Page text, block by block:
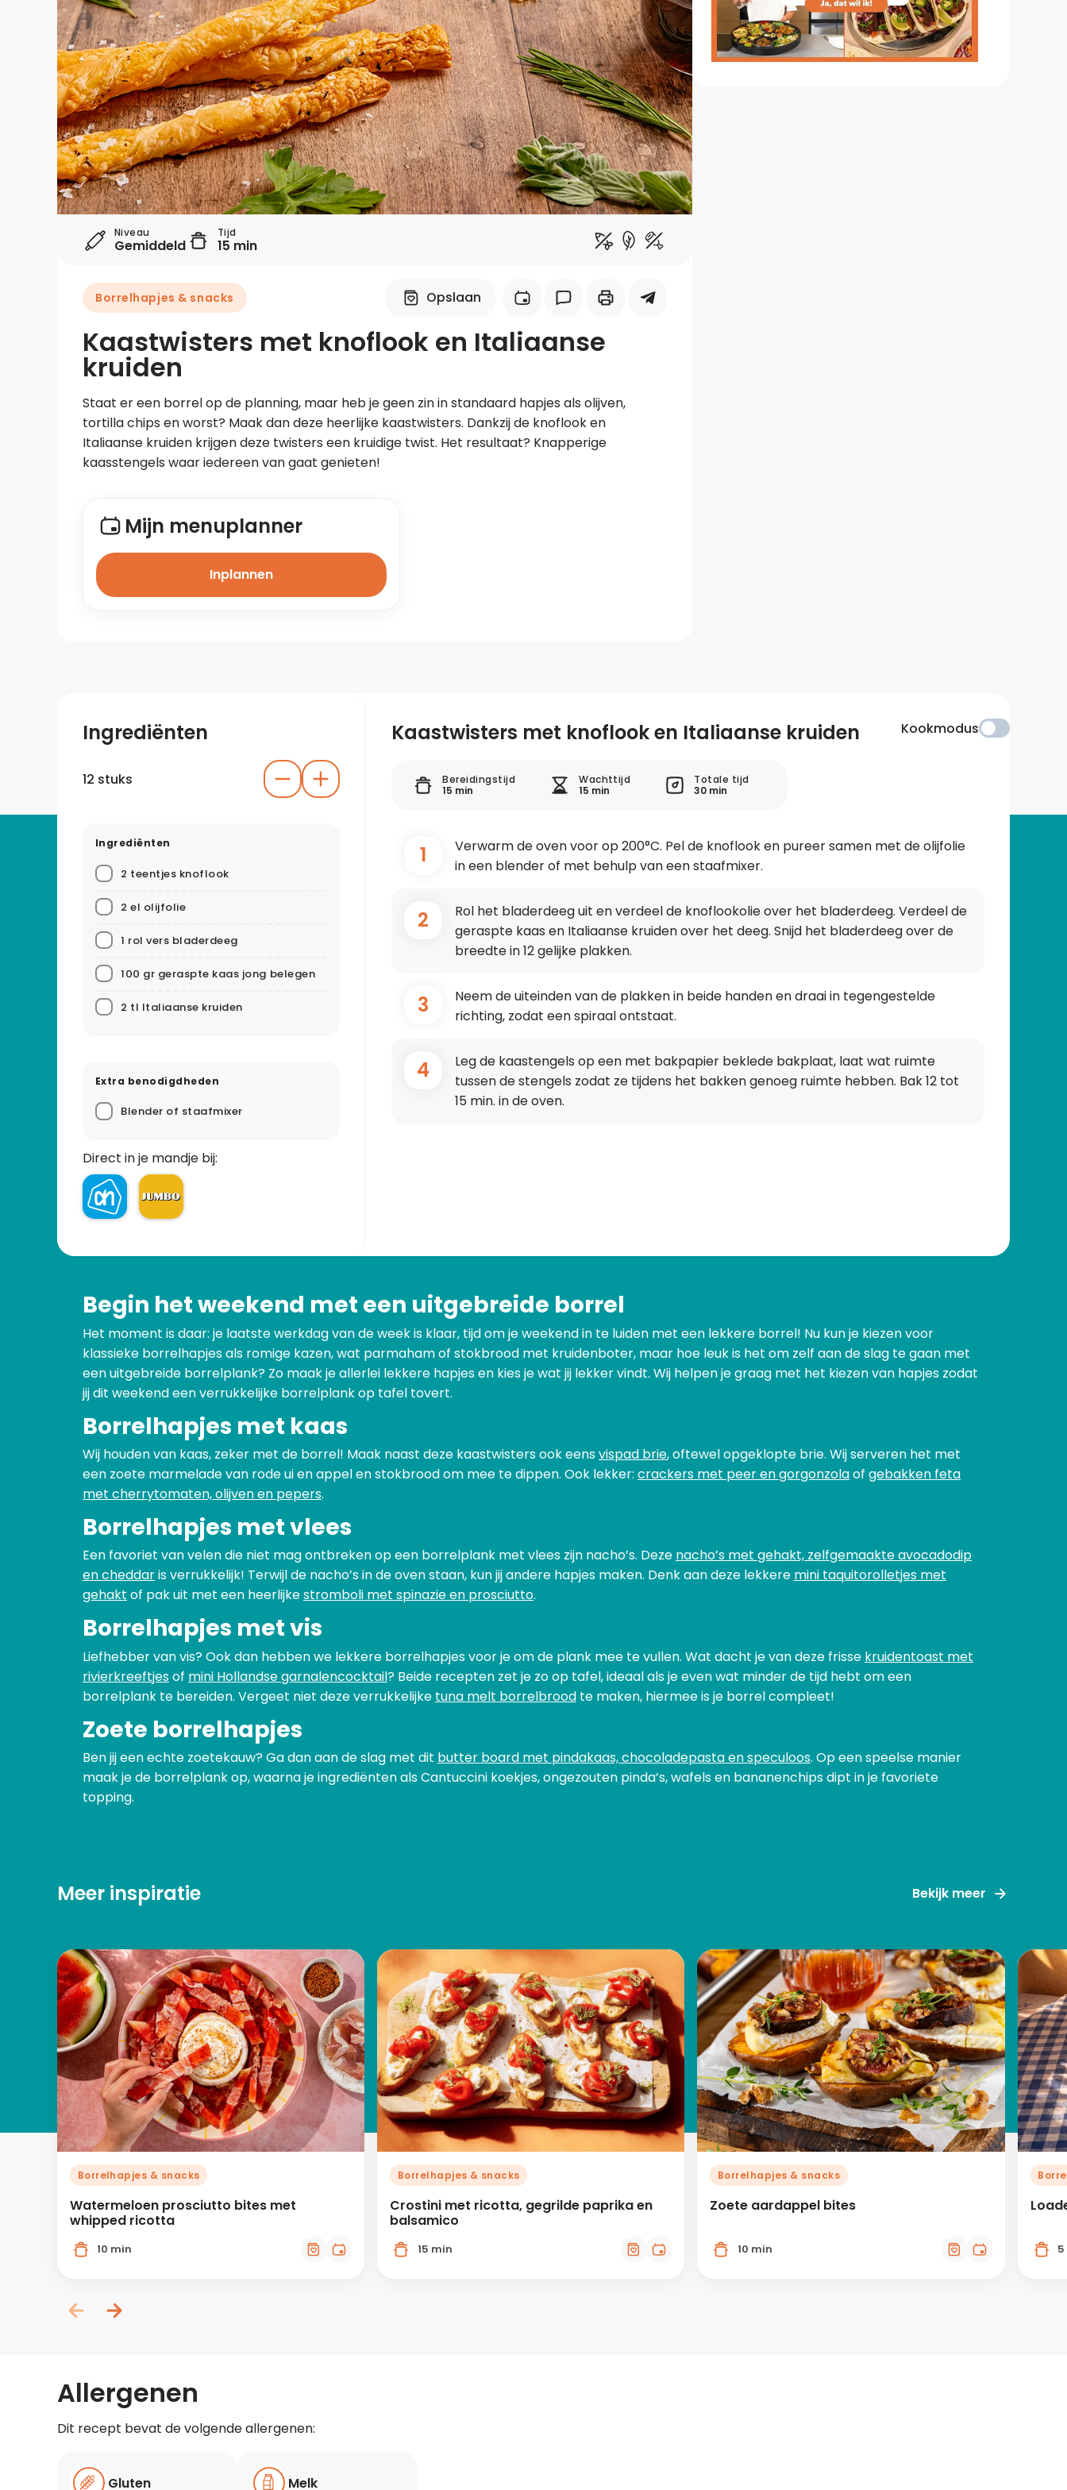
Midden-Oosters
Kooktips & blogs
Leer koken als een chef
Kooktips & blogs
Niveau
Gemiddeld
Tijd
15 min
Borrelhapjes & snacks Opslaan
Kaastwisters met knoflook en Italiaanse
kruiden
Staat er een borrel op de planning, maar heb je geen zin in standaard hapjes als olijven,
tortilla chips en worst? Maak dan deze heerlijke kaastwisters. Dankzij de knoflook en
Italiaanse kruiden krijgen deze twisters een kruidige twist. Het resultaat? Knapperige
kaasstengels waar iedereen van gaat genieten!
Mijn menuplanner
Inplannen
Ingrediënten
12 stuks
Ingrediënten
2 teentjes knoflook
2 el olijfolie
1 rol vers bladerdeeg
100 gr geraspte kaas jong belegen
2 tl Italiaanse kruiden
Extra benodigdheden
Blender of staafmixer
Direct in je mandje bij:
Kaastwisters met knoflook en Italiaanse kruiden Kookmodus
Bereidingstijd
15 min
Wachttijd
15 min
Totale tijd
30 min
1
Verwarm de oven voor op 200°C. Pel de knoflook en pureer samen met de olijfolie
in een blender of met behulp van een staafmixer.
2
Rol het bladerdeeg uit en verdeel de knoflookolie over het bladerdeeg. Verdeel de
geraspte kaas en Italiaanse kruiden over het deeg. Snijd het bladerdeeg over de
breedte in 12 gelijke plakken.
3
Neem de uiteinden van de plakken in beide handen en draai in tegengestelde
richting, zodat een spiraal ontstaat.
4
Leg de kaastengels op een met bakpapier beklede bakplaat, laat wat ruimte
tussen de stengels zodat ze tijdens het bakken genoeg ruimte hebben. Bak 12 tot
15 min. in de oven.
Begin het weekend met een uitgebreide borrel
Het moment is daar: je laatste werkdag van de week is klaar, tijd om je weekend in te luiden met een lekkere borrel! Nu kun je kiezen voor
klassieke borrelhapjes als romige kazen, wat parmaham of stokbrood met kruidenboter, maar hoe leuk is het om zelf aan de slag te gaan met
een uitgebreide borrelplank? Zo maak je allerlei lekkere hapjes en kies je wat jij lekker vindt. Wij helpen je graag met het kiezen van hapjes zodat
jij dit weekend een verrukkelijke borrelplank op tafel tovert.
Borrelhapjes met kaas
Wij houden van kaas, zeker met de borrel! Maak naast deze kaastwisters ook eensvispad brie, oftewel opgeklopte brie. Wij serveren het met
een zoete marmelade van rode ui en appel en stokbrood om mee te dippen. Ook lekker: crackers met peer en gorgonzolaof gebakken feta
met cherrytomaten, olijven en pepers.
Borrelhapjes met vlees
Een favoriet van velen die niet mag ontbreken op een borrelplank met vlees zijn nacho’s. Deze nacho’s met gehakt, zelfgemaakte avocadodip
en cheddaris verrukkelijk! Terwijl de nacho’s in de oven staan, kun jij andere hapjes maken. Denk aan deze lekkere mini taquitorolletjes met
gehakt of pak uit met een heerlijkestromboli met spinazie en prosciutto.
Borrelhapjes met vis
Liefhebber van vis? Ook dan hebben we lekkere borrelhapjes voor je om de plank mee te vullen. Wat dacht je van deze frisse kruidentoast met
rivierkreeftjesof mini Hollandse garnalencocktail? Beide recepten zet je zo op tafel, ideaal als je even wat minder de tijd hebt om een
borrelplank te bereiden. Vergeet niet deze verrukkelijke tuna melt borrelbrood te maken, hiermee is je borrel compleet!
Zoete borrelhapjes
Ben jij een echte zoetekauw? Ga dan aan de slag met dit butter board met pindakaas, chocoladepasta en speculoos. Op een speelse manier
maak je de borrelplank op, waarna je ingrediënten als Cantuccini koekjes, ongezouten pinda’s, wafels en bananenchips dipt in je favoriete
topping.
Meer inspiratie Bekijk meer
Borrelhapjes & snacks
Watermeloen prosciutto bites met
whipped ricotta
10 min
Borrelhapjes & snacks
Crostini met ricotta, gegrilde paprika en
balsamico
15 min
Borrelhapjes & snacks
Zoete aardappel bites
10 min
Allergenen
Dit recept bevat de volgende allergenen:
Gluten Melk